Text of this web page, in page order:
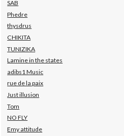
SAB
Phedre
thysdrus
CHIKITA
TUNIZIKA
Lamine in the states
adibs1 Music
rue de la paix
Just illusion
Tom
NO FLY
Emy attitude